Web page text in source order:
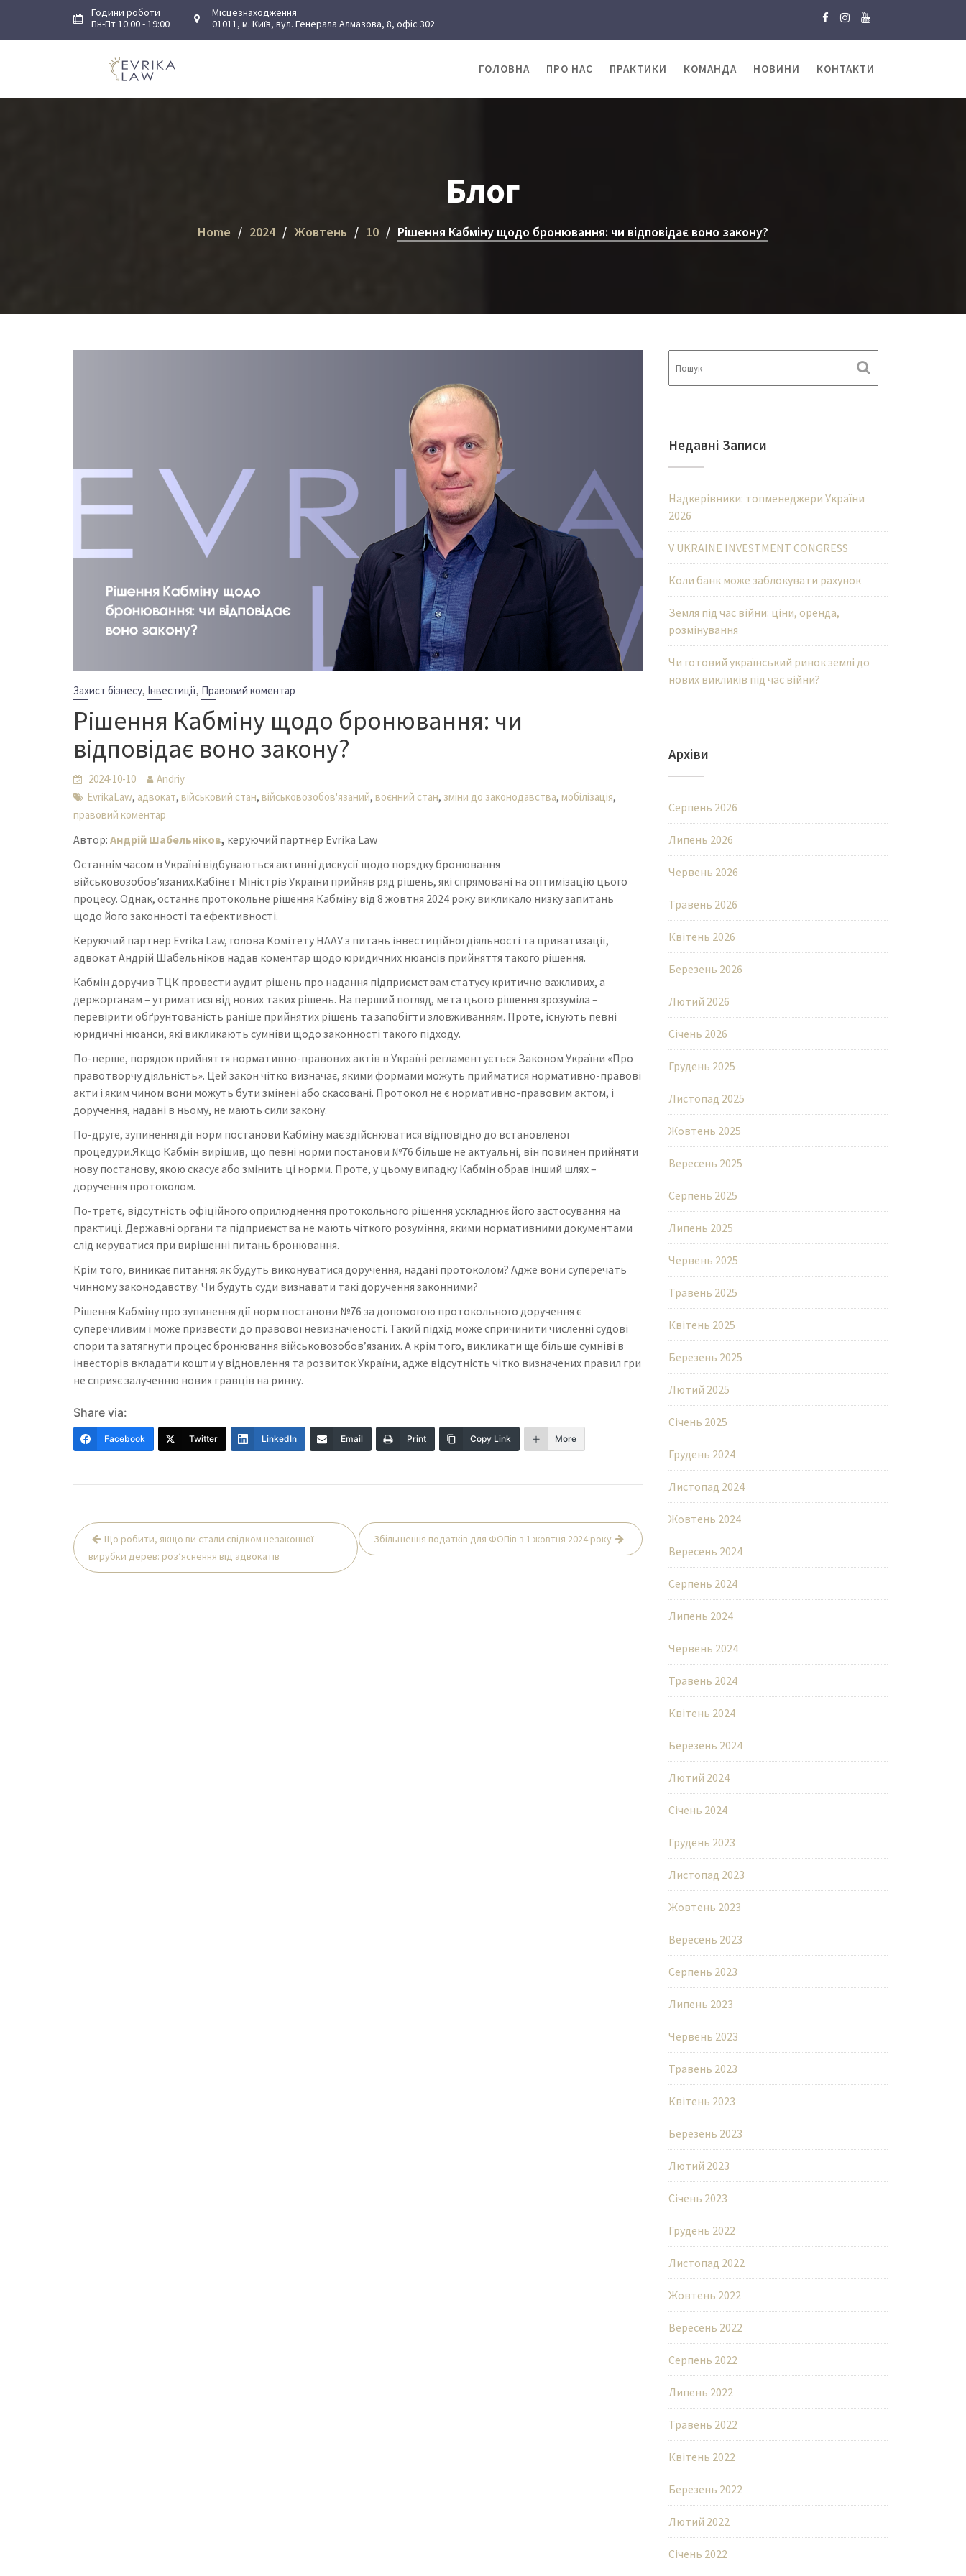
content
Години роботи
Пн-Пт 10:00 - 19:00
Місцезнаходження
01011, м. Київ, вул. Генерала Алмазова, 8, офіс 302
ГОЛОВНА ПРО НАС ПРАКТИКИ КОМАНДА НОВИНИ КОНТАКТИ
Блог
Home 2024 Жовтень 10 Рішення Кабміну щодо бронювання: чи відповідає воно закону?
Захист бізнесу, Інвестиції, Правовий коментар
Рішення Кабміну щодо бронювання: чи
відповідає воно закону?
2024-10-10
Andriy
EvrikaLaw, адвокат, військовий стан, військовозобов'язаний, воєнний стан, зміни до законодавства, мобілізація,
правовий коментар
Автор: Андрій Шабельніков, керуючий партнер Evrika Law
Останнім часом в Україні відбуваються активні дискусії щодо порядку бронювання
військовозобов’язаних.Кабінет Міністрів України прийняв ряд рішень, які спрямовані на оптимізацію цього
процесу. Однак, останнє протокольне рішення Кабміну від 8 жовтня 2024 року викликало низку запитань
щодо його законності та ефективності.
Керуючий партнер Evrika Law, голова Комітету НААУ з питань інвестиційної діяльності та приватизації,
адвокат Андрій Шабельніков надав коментар щодо юридичних нюансів прийняття такого рішення.
Кабмін доручив ТЦК провести аудит рішень про надання підприємствам статусу критично важливих, а
держорганам – утриматися від нових таких рішень. На перший погляд, мета цього рішення зрозуміла –
перевірити обґрунтованість раніше прийнятих рішень та запобігти зловживанням. Проте, існують певні
юридичні нюанси, які викликають сумніви щодо законності такого підходу.
По-перше, порядок прийняття нормативно-правових актів в Україні регламентується Законом України «Про
правотворчу діяльність». Цей закон чітко визначає, якими формами можуть прийматися нормативно-правові
акти і яким чином вони можуть бути змінені або скасовані. Протокол не є нормативно-правовим актом, і
доручення, надані в ньому, не мають сили закону.
По-друге, зупинення дії норм постанови Кабміну має здійснюватися відповідно до встановленої
процедури.Якщо Кабмін вирішив, що певні норми постанови №76 більше не актуальні, він повинен прийняти
нову постанову, якою скасує або змінить ці норми. Проте, у цьому випадку Кабмін обрав інший шлях –
доручення протоколом.
По-третє, відсутність офіційного оприлюднення протокольного рішення ускладнює його застосування на
практиці. Державні органи та підприємства не мають чіткого розуміння, якими нормативними документами
слід керуватися при вирішенні питань бронювання.
Крім того, виникає питання: як будуть виконуватися доручення, надані протоколом? Адже вони суперечать
чинному законодавству. Чи будуть суди визнавати такі доручення законними?
Рішення Кабміну про зупинення дії норм постанови №76 за допомогою протокольного доручення є
суперечливим і може призвести до правової невизначеності. Такий підхід може спричинити численні судові
спори та затягнути процес бронювання військовозобов’язаних. А крім того, викликати ще більше сумніві в
інвесторів вкладати кошти у відновлення та розвиток України, адже відсутність чітко визначених правил гри
не сприяє залученню нових гравців на ринку.
Share via:
Facebook Twitter LinkedIn Email Print Copy Link More
Навігація
записів
Що робити, якщо ви стали свідком незаконної
вирубки дерев: роз’яснення від адвокатів
Збільшення податків для ФОПів з 1 жовтня 2024 року
Недавні Записи
Надкерівники: топменеджери України
2026
V UKRAINE INVESTMENT CONGRESS
Коли банк може заблокувати рахунок
Земля під час війни: ціни, оренда,
розмінування
Чи готовий український ринок землі до
нових викликів під час війни?
Архіви
Серпень 2026
Липень 2026
Червень 2026
Травень 2026
Квітень 2026
Березень 2026
Лютий 2026
Січень 2026
Грудень 2025
Листопад 2025
Жовтень 2025
Вересень 2025
Серпень 2025
Липень 2025
Червень 2025
Травень 2025
Квітень 2025
Березень 2025
Лютий 2025
Січень 2025
Грудень 2024
Листопад 2024
Жовтень 2024
Вересень 2024
Серпень 2024
Липень 2024
Червень 2024
Травень 2024
Квітень 2024
Березень 2024
Лютий 2024
Січень 2024
Грудень 2023
Листопад 2023
Жовтень 2023
Вересень 2023
Серпень 2023
Липень 2023
Червень 2023
Травень 2023
Квітень 2023
Березень 2023
Лютий 2023
Січень 2023
Грудень 2022
Листопад 2022
Жовтень 2022
Вересень 2022
Серпень 2022
Липень 2022
Травень 2022
Квітень 2022
Березень 2022
Лютий 2022
Січень 2022